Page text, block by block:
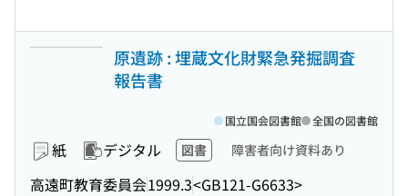
原遺跡 : 埋蔵文化財緊急発掘調査
報告書
紙 デジタル 図書 障害者向け資料あり
高遠町教育委員会1999.3<GB121-G6633>
国立国会図書館 全国の図書館